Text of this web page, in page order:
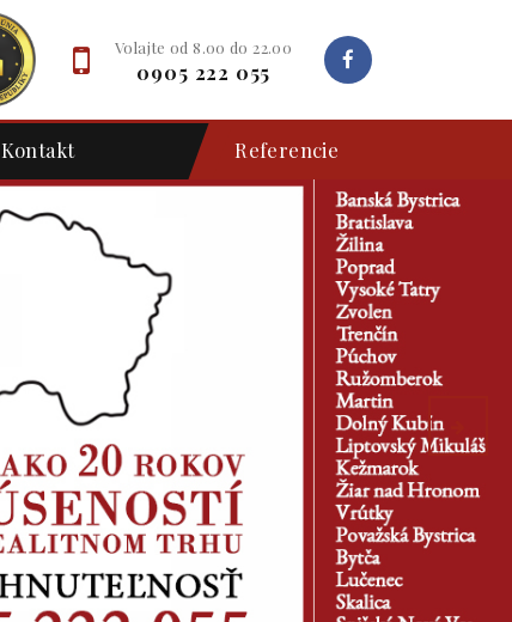
Volajte od 8.00 do 22.00
0905 222 055
Kontakt Referencie